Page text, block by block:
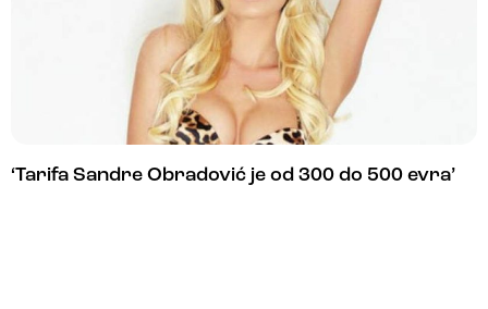
‘Tarifa Sandre Obradović je od 300 do 500 evra’